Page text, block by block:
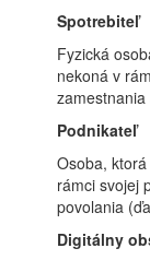
Spotrebiteľ
Fyzická
nekoná v
zamestnania
Podnikateľ
Osoba,
rámci svojej
povolania
Digitálny